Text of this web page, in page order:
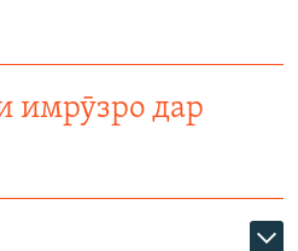
имрӯзро дар